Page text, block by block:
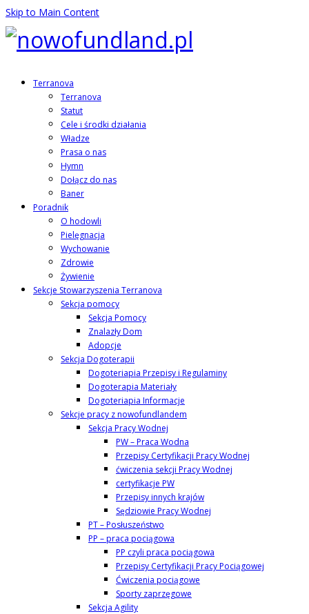
Skip to Main Content
Terranova
Terranova
Statut
Cele i środki działania
Władze
Prasa o nas
Hymn
Dołącz do nas
Baner
Poradnik
O hodowli
Pielęgnacja
Wychowanie
Zdrowie
Żywienie
Sekcje Stowarzyszenia Terranova
Sekcja pomocy
Sekcja Pomocy
Znalazły Dom
Adopcje
Sekcja Dogoterapii
Dogoteriapia Przepisy i Regulaminy
Dogoterapia Materiały
Dogoteriapia Informacje
Sekcje pracy z nowofundlandem
Sekcja Pracy Wodnej
PW – Praca Wodna
Przepisy Certyfikacji Pracy Wodnej
ćwiczenia sekcji Pracy Wodnej
certyfikacje PW
Przepisy innych krajów
Sędziowie Pracy Wodnej
PT – Posłuszeństwo
PP – praca pociągowa
PP czyli praca pociągowa
Przepisy Certyfikacji Pracy Pociągowej
Ćwiczenia pociągowe
Sporty zaprzęgowe
Sekcja Agility